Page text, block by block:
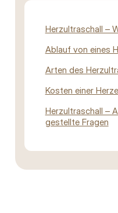
Herzultraschall –
Ablauf von eines
Arten des
Kosten einer
Herzultraschall –
gestellte Fragen